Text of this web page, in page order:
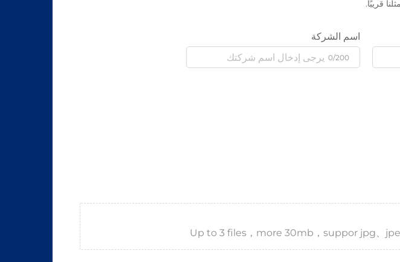
قريبًا.
اسم الشركة
0/200
Up to 3 files，more 30mb，suppor jpg、